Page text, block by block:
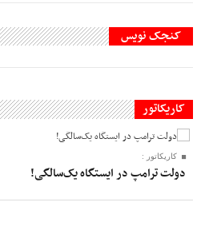
کنجک نویس
کاریکاتور
کاریکاتور :
دولت ترامپ در ایستگاه یک‌سالگی!